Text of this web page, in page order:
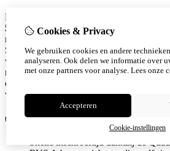
De
5x40/24 TX25bieden optimale grip,
roestbestendige bevestiging in hout.
Speed schroefdraad en scherpe snijpunt
voorboren tot het verleden gerekend.
roestvast staal (A4), zijn deze schroeven
corrosie en dus uitermate geschikt voor
vochtige omgevingen.
✅ Voordelen:
Cookies & Privacy
We gebruiken cookies en andere
analyseren. Ook delen we informatie over
met onze partners voor analyse. Lees onze
Accepteren
Cookie-instellingen